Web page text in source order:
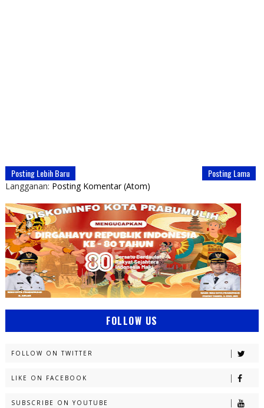
Posting Lebih Baru Posting Lama
Langganan: Posting Komentar (Atom)
FOLLOW US
FOLLOW ON TWITTER
LIKE ON FACEBOOK
SUBSCRIBE ON YOUTUBE